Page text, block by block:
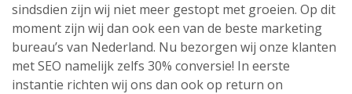
sindsdien zijn wij niet meer gestopt met groeien. Op dit
moment zijn wij dan ook een van de beste marketing
bureau’s van Nederland. Nu bezorgen wij onze klanten
met SEO namelijk zelfs 30% conversie! In eerste
instantie richten wij ons dan ook op return on